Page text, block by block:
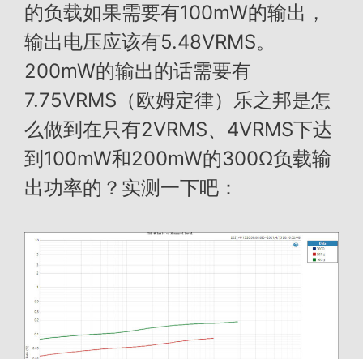
的负载如果需要有100mW的输出，
输出电压应该有5.48VRMS。
200mW的输出的话需要有
7.75VRMS（欧姆定律）乐之邦是怎
么做到在只有2VRMS、4VRMS下达
到100mW和200mW的300Ω负载输
出功率的？实测一下吧：